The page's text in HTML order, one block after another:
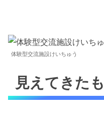
体験型交流施設けいちゅう
見えてきた